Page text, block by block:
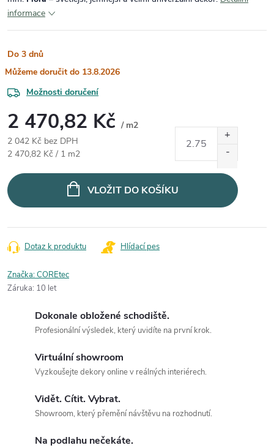
informace
Do 3 dnů
13.8.2026
Možnosti doručení
2 470,82 Kč / m2
2 042 Kč bez DPH
Měrná cena:
2 470,82 Kč / 1 m2
VLOŽIT DO KOŠÍKU
Dotaz k produktu Hlídací pes
Značka:COREtec
Záruka: 10 let
Dokonale obložené schodiště.
Profesionální výsledek, který uvidíte na první krok.
Virtuální showroom
Vyzkoušejte dekory online v reálných interiérech.
Vidět. Cítit. Vybrat.
Showroom, který přemění návštěvu na rozhodnutí.
Na podlahu nečekáte.